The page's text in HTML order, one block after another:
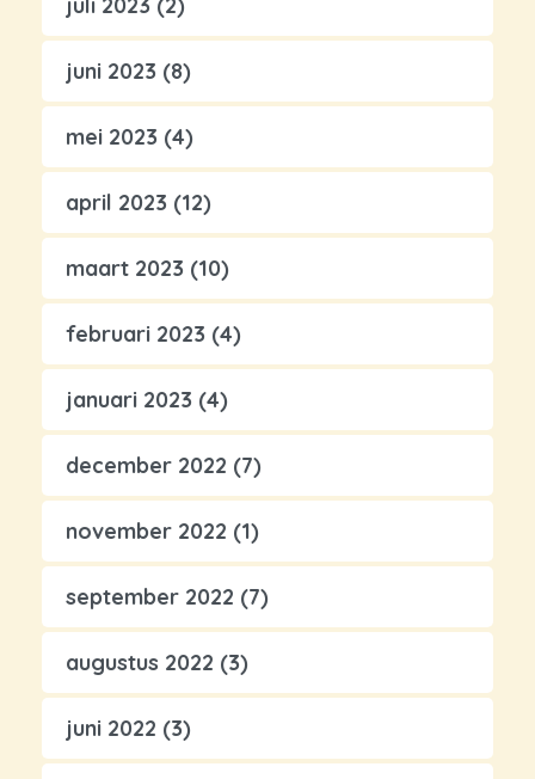
juni 2023 (8)
mei 2023 (4)
april 2023 (12)
maart 2023 (10)
februari 2023 (4)
januari 2023 (4)
december 2022 (7)
november 2022 (1)
september 2022 (7)
augustus 2022 (3)
juni 2022 (3)